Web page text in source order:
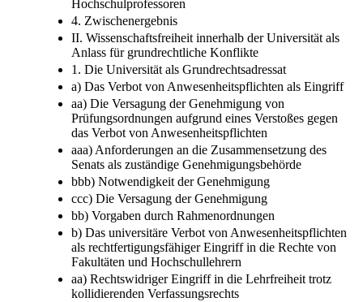
Hochschulprofessoren
4. Zwischenergebnis
II. Wissenschaftsfreiheit innerhalb der Universität als
Anlass für grundrechtliche Konflikte
1. Die Universität als Grundrechtsadressat
a) Das Verbot von Anwesenheitspflichten als Eingriff
aa) Die Versagung der Genehmigung von
Prüfungsordnungen aufgrund eines Verstoßes gegen
das Verbot von Anwesenheitspflichten
aaa) Anforderungen an die Zusammensetzung des
Senats als zuständige Genehmigungsbehörde
bbb) Notwendigkeit der Genehmigung
ccc) Die Versagung der Genehmigung
bb) Vorgaben durch Rahmenordnungen
b) Das universitäre Verbot von Anwesenheitspflichten
als rechtfertigungsfähiger Eingriff in die Rechte von
Fakultäten und Hochschullehrern
aa) Rechtswidriger Eingriff in die Lehrfreiheit trotz
kollidierenden Verfassungsrechts